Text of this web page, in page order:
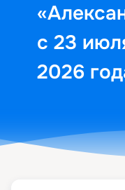
с 23
2026